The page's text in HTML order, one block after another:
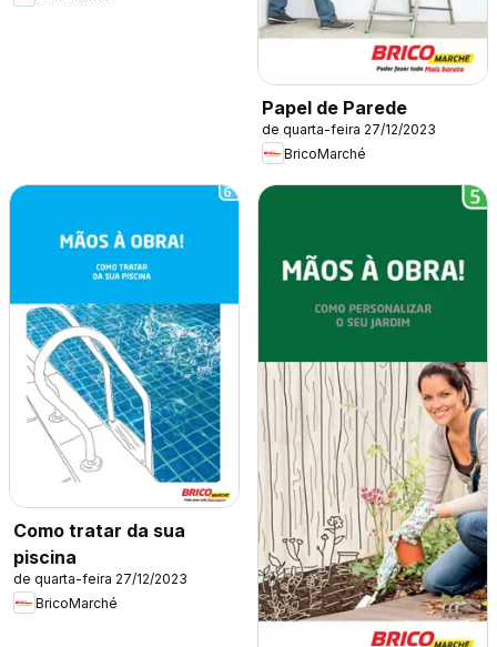
Papel de Parede
de quarta-feira 27/12/2023
BricoMarché
Como tratar da sua
piscina
de quarta-feira 27/12/2023
BricoMarché